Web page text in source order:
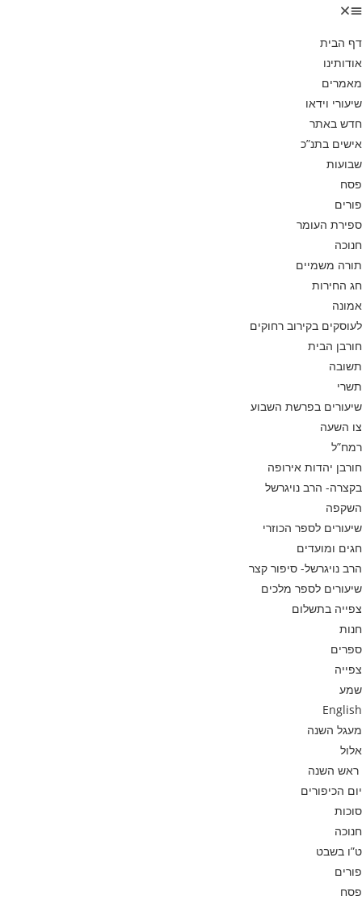
דף הבית
אודותינו
מאמרים
שיעורי וידאו
חדש באתר
אישים בתנ”כ
שבועות
פסח
פורים
ספירת העומר
חנוכה
תורה משמיים
חג החירות
אמונה
לעוסקים בקירוב רחוקים
חורבן הבית
תשובה
תשרי
שיעורים בפרשת השבוע
צו השעה
רמח”ל
חורבן יהדות אירופה
בקצרה- הרב נויגרשל
השקפה
שיעורים לספר הכוזרי
חגים ומועדים
הרב נויגרשל- סיפור קצר
שיעורים לספר מלכים
צפייה בתשלום
חנות
ספרים
צפייה
שמע
English
מעגל השנה
אלול
ראש השנה
יום הכיפורים
סוכות
חנוכה
ט”ו בשבט
פורים
פסח